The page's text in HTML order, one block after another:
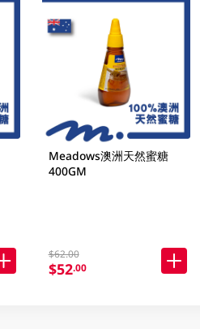
Meadows澳洲天然蜜糖
400GM
$62.00
$52.00